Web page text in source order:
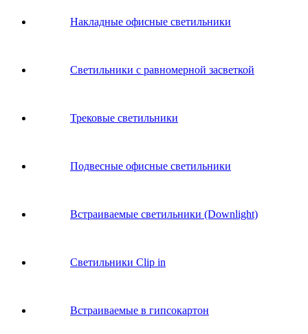
Накладные офисные светильники
Светильники с равномерной засветкой
Трековые светильники
Подвесные офисные светильники
Встраиваемые светильники (Downlight)
Светильники Clip in
Встраиваемые в гипсокартон